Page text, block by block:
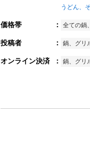
うどん、
価格帯 ： 全ての鍋
投稿者 ： 鍋、グリ
オンライン決済 ： 鍋、グリ